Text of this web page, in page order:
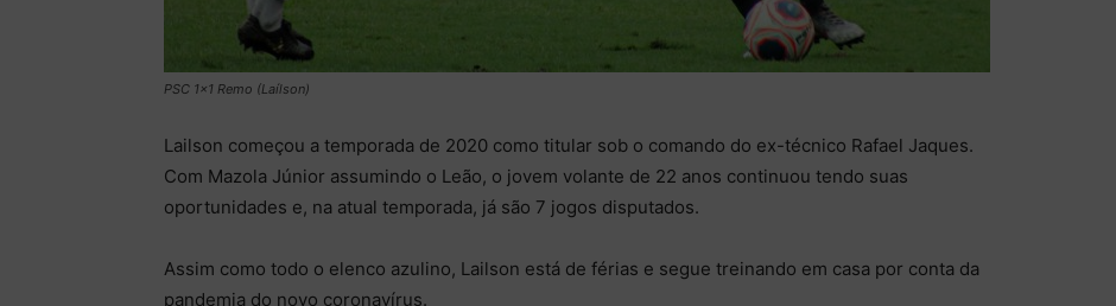
PSC 1x1 Remo (Laílson)
Lailson começou a temporada de 2020 como titular sob o comando do ex-técnico Rafael Jaques.
Com Mazola Júnior assumindo o Leão, o jovem volante de 22 anos continuou tendo suas
oportunidades e, na atual temporada, já são 7 jogos disputados.
Assim como todo o elenco azulino, Lailson está de férias e segue treinando em casa por conta da
pandemia do novo coronavírus.